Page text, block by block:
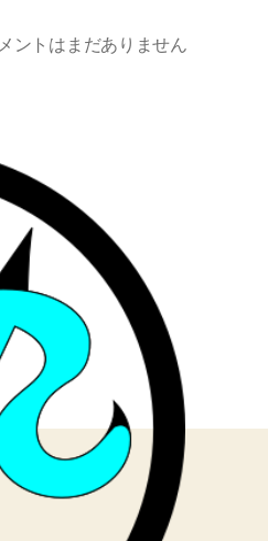
ントはまだありません